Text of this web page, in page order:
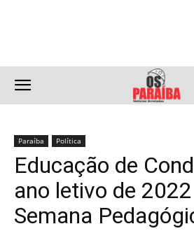
Paraíba Política
Educação de
ano letivo de
Semana